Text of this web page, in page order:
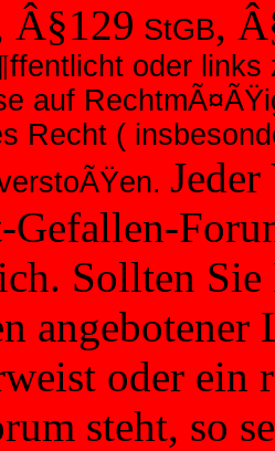
Â§129 StGB,
oder
auf
Recht (
Gefallen-
Sollten Sie
oder ein
steht, so